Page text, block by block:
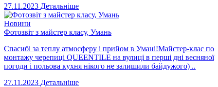
27.11.2023 Детальніше
Новини
Фотозвіт з майстер класу, Умань
Спасибі за теплу атмосферу і прийом в Умані!Майстер-клас по
монтажу черепиці QUEENTILE на вулиці в перші дні весняної
погоди і польова кухня нікого не залишили байдужого) ..
27.11.2023 Детальніше